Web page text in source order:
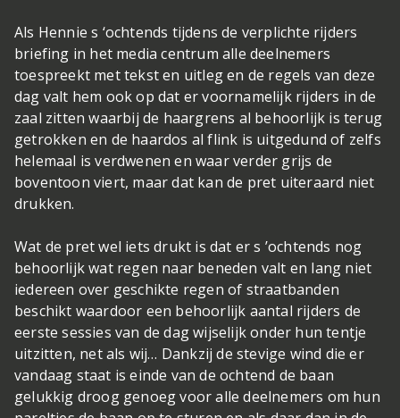
Als Hennie s ‘ochtends tijdens de verplichte rijders
briefing in het media centrum alle deelnemers
toespreekt met tekst en uitleg en de regels van deze
dag valt hem ook op dat er voornamelijk rijders in de
zaal zitten waarbij de haargrens al behoorlijk is terug
getrokken en de haardos al flink is uitgedund of zelfs
helemaal is verdwenen en waar verder grijs de
boventoon viert, maar dat kan de pret uiteraard niet
drukken.
Wat de pret wel iets drukt is dat er s ’ochtends nog
behoorlijk wat regen naar beneden valt en lang niet
iedereen over geschikte regen of straatbanden
beschikt waardoor een behoorlijk aantal rijders de
eerste sessies van de dag wijselijk onder hun tentje
uitzitten, net als wij… Dankzij de stevige wind die er
vandaag staat is einde van de ochtend de baan
gelukkig droog genoeg voor alle deelnemers om hun